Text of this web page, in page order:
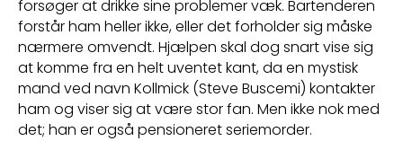
forsøger at drikke sine problemer væk. Bartenderen
forstår ham heller ikke, eller det forholder sig måske
nærmere omvendt. Hjælpen skal dog snart vise sig
at komme fra en helt uventet kant, da en mystisk
mand ved navn Kollmick (Steve Buscemi) kontakter
ham og viser sig at være stor fan. Men ikke nok med
det; han er også pensioneret seriemorder.